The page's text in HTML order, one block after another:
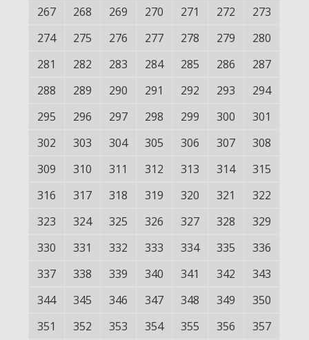
267
268 269 270 271 272
273
274
275 276 277 278 279
280
281
282 283 284 285 286
287
288
289 290 291 292 293
294
295
296 297 298 299 300
301
302
303 304 305 306 307
308
309
310 311 312 313 314
315
316
317 318 319 320 321
322
323
324 325 326 327 328
329
330
331 332 333 334 335
336
337
338 339 340 341 342
343
344
345 346 347 348 349
350
351
352 353 354 355 356
357